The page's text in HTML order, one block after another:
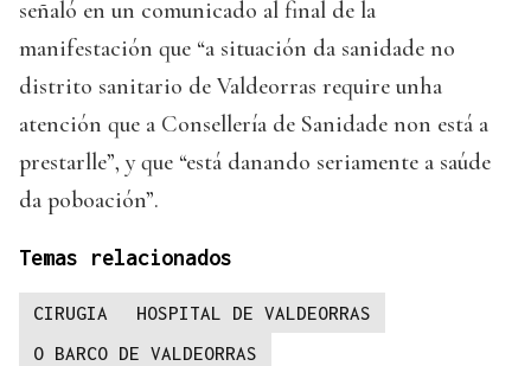
señaló en un comunicado al final de la
manifestación que “a situación da sanidade no
distrito sanitario de Valdeorras require unha
atención que a Consellería de Sanidade non está a
prestarlle”, y que “está danando seriamente a saúde
da poboación”.
Temas relacionados
CIRUGIA
HOSPITAL DE VALDEORRAS
O BARCO DE VALDEORRAS